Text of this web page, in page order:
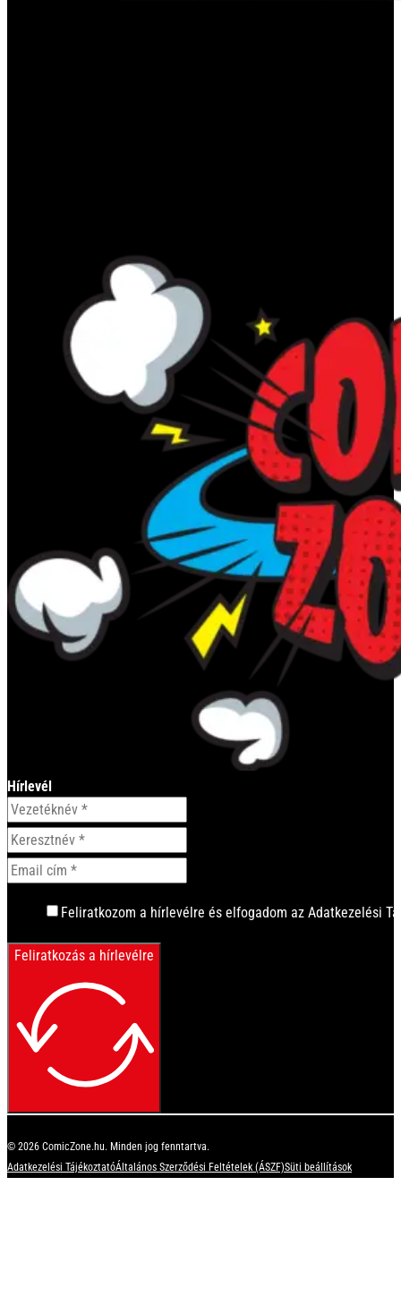
Hírlevél
Feliratkozom a hírlevélre és elfogadom az Adatkezelési
Feliratkozás a hírlevélre
© 2026 ComicZone.hu. Minden jog fenntartva.
Adatkezelési TájékoztatóÁltalános Szerződési Feltételek (ÁSZF)Süti beállítások